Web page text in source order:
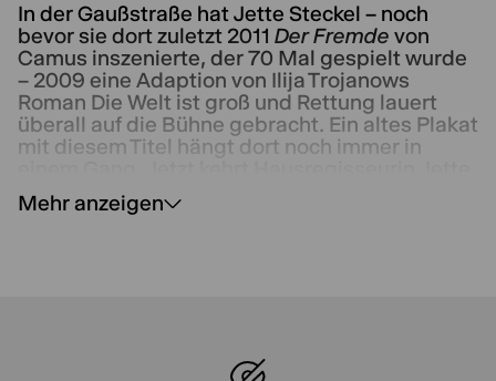
In der Gaußstraße hat Jette Steckel – noch
bevor sie dort zuletzt 2011 Der Fremde von
Camus inszenierte, der 70 Mal gespielt wurde
– 2009 eine Adaption von Ilija Trojanows
Roman Die Welt ist groß und Rettung lauert
überall auf die Bühne gebracht. Ein altes Plakat
mit diesem Titel hängt dort noch immer in
Steckel, die in den letzten Jahren am Thalia
immer für die große Bühne inszeniert hat, noch
Mehr anzeigen